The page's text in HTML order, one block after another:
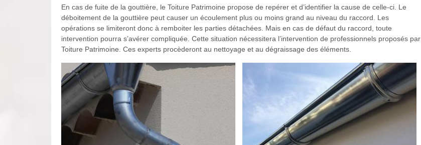
En cas de fuite de la gouttière, le Toiture Patrimoine propose de repérer et d’identifier la cause de celle-ci. Le
déboitement de la gouttière peut causer un écoulement plus ou moins grand au niveau du raccord. Les
opérations se limiteront donc à remboiter les parties détachées. Mais en cas de défaut du raccord, toute
intervention pourra s’avérer compliquée. Cette situation nécessitera l’intervention de professionnels proposés par
Toiture Patrimoine. Ces experts procèderont au nettoyage et au dégraissage des éléments.